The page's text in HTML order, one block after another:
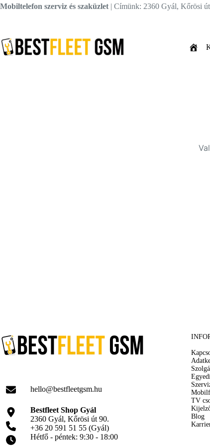
Skip
Mobiltelefon szerviz és szaküzlet | Címünk: 2360 Gyál, Kőrösi
hello@bestfleetgsm.hu
Bestfleet Shop Gyál
2360 Gyál, Kőrösi út 90.
+36 20 591 51 55 (Gyál)
Hétfő - péntek: 9:30 - 18:00
TV
Blog